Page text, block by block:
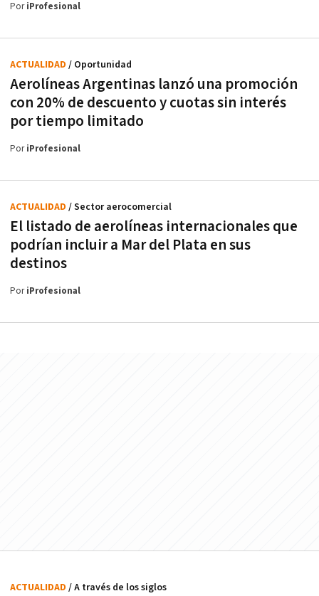
PoriProfesional
Aerolíneas Argentinas lanzó una promoción
con 20% de descuento y cuotas sin interés
por tiempo limitado
ACTUALIDAD / Oportunidad
PoriProfesional
El listado de aerolíneas internacionales que
podrían incluir a Mar del Plata en sus
destinos
ACTUALIDAD / Sector aerocomercial
PoriProfesional
ACTUALIDAD / A través de los siglos